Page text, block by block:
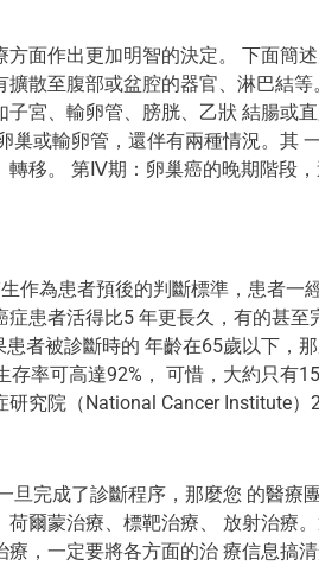
方面作出更加明智的決定。 下面簡
擴散至腹部或盆腔的器官、淋巴結
子宮、輸卵管、膀胱、乙狀 結腸或
巢或輸卵管，還伴有兩種情況。其
轉移。 第Ⅳ期：卵巢癌的晚期階段
作為患者預後的判斷標準，患者
症患者活得比5 年更長久，有的甚
患者被診斷時的 年齡在65歲以下，
存率可高達92%， 可惜，大約只有
研究院（National Cancer Institute
旦完成了診斷程序，那麼您 的醫
荷爾蒙治療、標靶治療、 放射治療
療，一定要將各方面的治 療信息搞